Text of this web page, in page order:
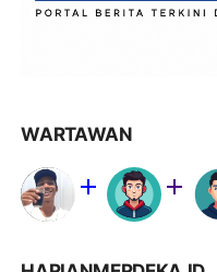
WARTAWAN